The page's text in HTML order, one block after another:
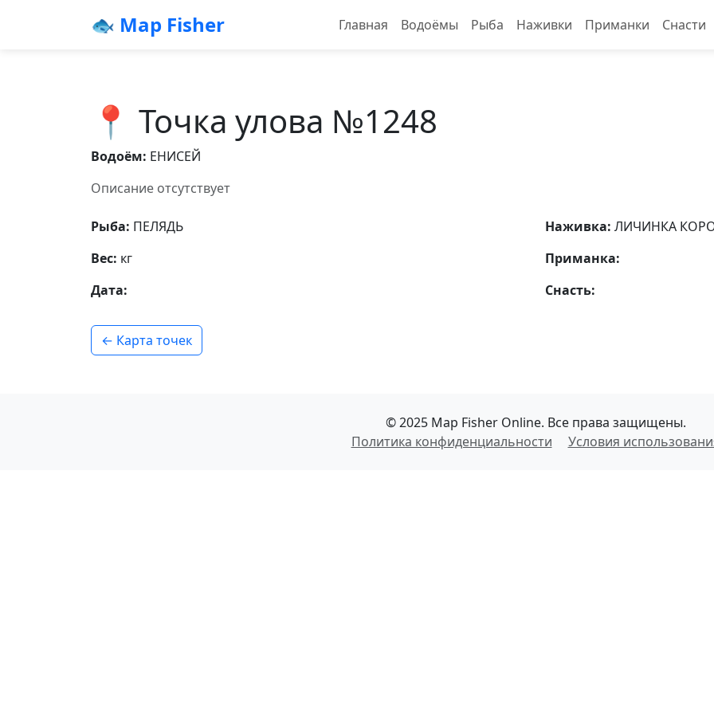
🐟 Map Fisher Главная Водоёмы Рыба Наживки Приманки Снасти
📍 Точка улова №1248
Водоём: ЕНИСЕЙ
Описание отсутствует
Рыба: ПЕЛЯДЬ
Вес: кг
Дата:
Наживка: ЛИЧИНКА
Приманка:
Снасть:
← Карта точек
© 2025 Map Fisher Online. Все права защищены.
Политика конфиденциальности
Условия